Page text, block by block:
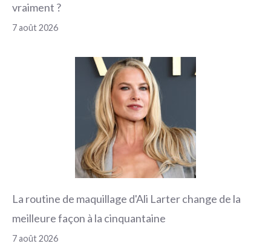
vraiment ?
7 août 2026
La routine de maquillage d'Ali Larter change de la
meilleure façon à la cinquantaine
7 août 2026